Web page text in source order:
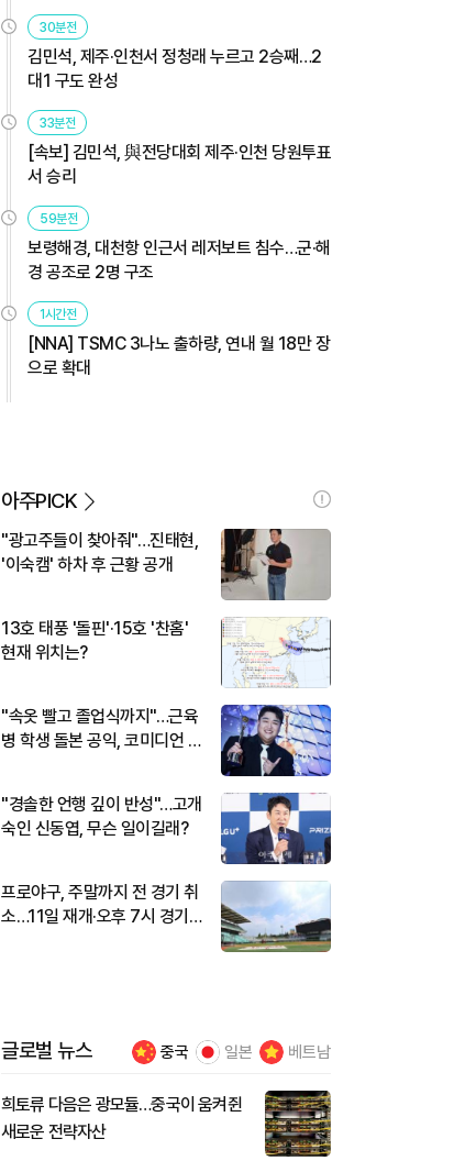
30분전
김민석, 제주·인천서 정청래 누르고 2승째…2
대1 구도 완성
33분전
[속보] 김민석, 與전당대회 제주·인천 당원투표
서 승리
59분전
보령해경, 대천항 인근서 레저보트 침수…군·해
경 공조로 2명 구조
1시간전
[NNA] TSMC 3나노 출하량, 연내 월 18만 장
으로 확대
아주PICK
"광고주들이 찾아줘"…진태현,
'이숙캠' 하차 후 근황 공개
13호 태풍 '돌핀'·15호 '찬홈'
현재 위치는?
"속옷 빨고 졸업식까지"…근육
병 학생 돌본 공익, 코미디언 김
"경솔한 언행 깊이 반성"…고개
숙인 신동엽, 무슨 일이길래?
프로야구, 주말까지 전 경기 취
소…11일 재개·오후 7시 경기
글로벌 뉴스 중국 일본 베트남
희토류 다음은 광모듈…중국이 움켜쥔
새로운 전략자산